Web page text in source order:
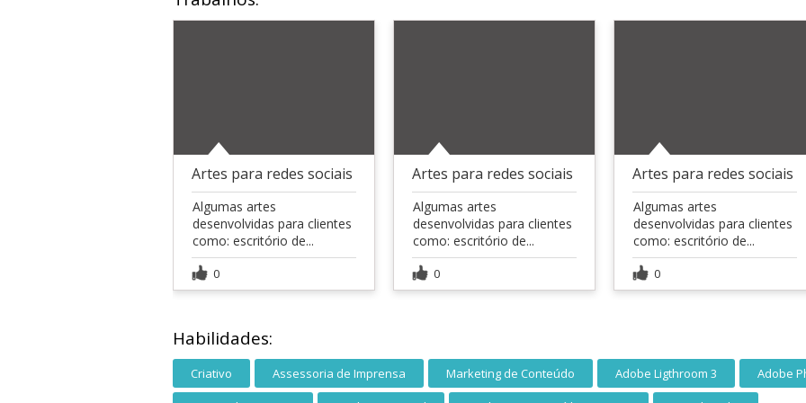
Artes para redes sociais
Algumas artes
desenvolvidas para clientes
como: escritório de...
0
Artes para redes sociais
Algumas artes
desenvolvidas para clientes
como: escritório de...
0
Artes para redes sociais
Algumas artes
desenvolvidas para clientes
como: escritório de...
0
Habilidades:
Criativo Assessoria de Imprensa Marketing de Conteúdo Adobe Ligthroom 3 Adobe